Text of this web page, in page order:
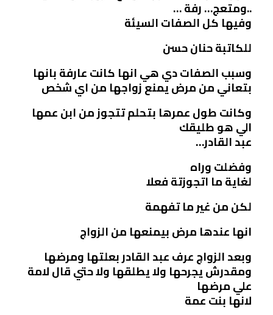
..ومتعج… رفة …
وفيها كل الصفات السيئة
للكاتبة حنان حسن
وسبب الصفات دي هي انها كانت عارفة بانها
بتعاني من مرض يمنع زواجها من اي شخص
وكانت طول عمرها بتحلم تتجوز من ابن عمها
الي هو طليقك
عبد القادر…
وفضلت وراه
لغاية ما اتجوزتة فعلا
لكن من غير ما تفهمة
انها عندها مرض بيمنعها من الزواج
وبعد الزواج عرف عبد القادر بعلتها ومرضها
ومقدرش يجرحها ولا يطلقها ولا حتي قال لامة
علي مرضها
لانها بنت عمة